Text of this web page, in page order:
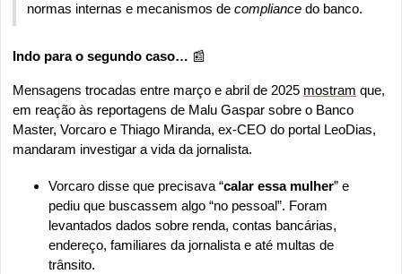
normas internas e mecanismos de compliance do banco.
Indo para o segundo caso… 📰
Mensagens trocadas entre março e abril de 2025 mostram que,
em reação às reportagens de Malu Gaspar sobre o Banco
Master, Vorcaro e Thiago Miranda, ex-CEO do portal LeoDias,
mandaram investigar a vida da jornalista.
Vorcaro disse que precisava “calar essa mulher” e
pediu que buscassem algo “no pessoal”. Foram
levantados dados sobre renda, contas bancárias,
endereço, familiares da jornalista e até multas de
trânsito.